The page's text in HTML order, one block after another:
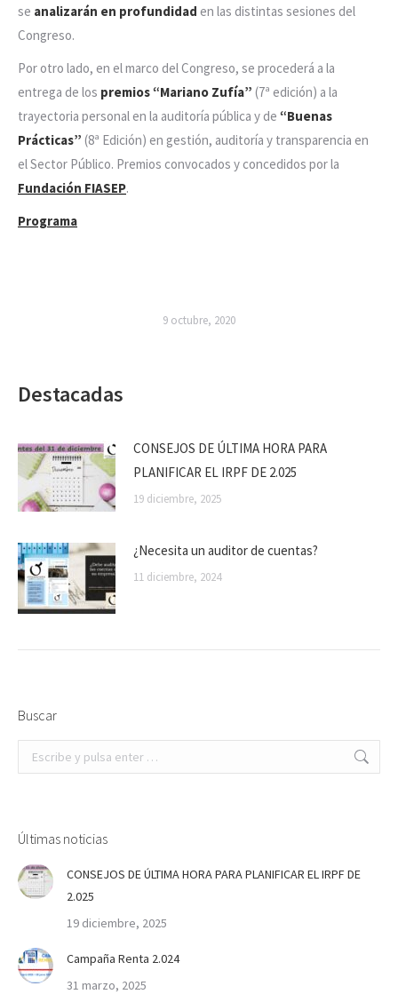
se analizarán en profundidad en las distintas sesiones del
Congreso.
Por otro lado, en el marco del Congreso, se procederá a la
entrega de los premios “Mariano Zufía” (7ª edición) a la
trayectoria personal en la auditoría pública y de “Buenas
Prácticas” (8ª Edición) en gestión, auditoría y transparencia en
el Sector Público. Premios convocados y concedidos por la
Fundación FIASEP.
Programa
9 octubre, 2020
Destacadas
CONSEJOS DE ÚLTIMA HORA PARA
PLANIFICAR EL IRPF DE 2.025
19 diciembre, 2025
¿Necesita un auditor de cuentas?
11 diciembre, 2024
Buscar
Buscar:
Últimas noticias
CONSEJOS DE ÚLTIMA HORA PARA PLANIFICAR EL IRPF DE
2.025
19 diciembre, 2025
Campaña Renta 2.024
31 marzo, 2025